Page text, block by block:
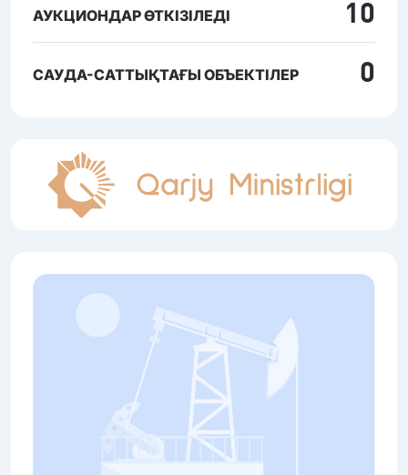
АУКЦИОНДАР ӨТКІЗІЛЕДІ 10
САУДА-САТТЫҚТАҒЫ ОБЪЕКТІЛЕР 0